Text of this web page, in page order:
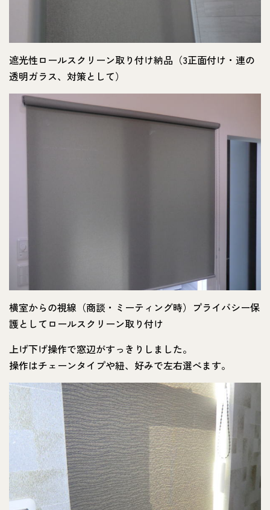
遮光性ロールスクリーン取り付け納品（3正面付け・連の
透明ガラス、対策として）
横室からの視線（商談・ミーティング時）プライバシー保
護としてロールスクリーン取り付け
上げ下げ操作で窓辺がすっきりしました。
操作はチェーンタイプや紐、好みで左右選べます。